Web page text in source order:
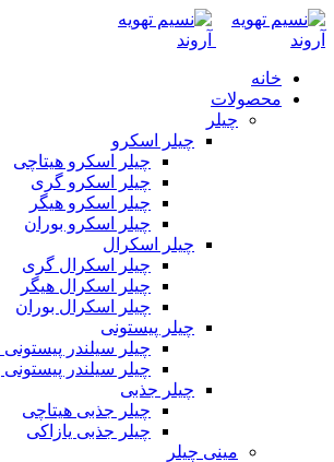
خانه
محصولات
چیلر
چیلر اسکرو
چیلر اسکرو هیتاچی
چیلر اسکرو گری
چیلر اسکرو هیگر
چیلر اسکرو بوران
چیلر اسکرال
چیلر اسکرال گری
چیلر اسکرال هیگر
چیلر اسکرال بوران
چیلر پیستونی
چیلر سیلندر پیستونی
چیلر سیلندر پیستونی
چیلر جذبی
چیلر جذبی هیتاچی
چیلر جذبی یازاکی
مینی چیلر